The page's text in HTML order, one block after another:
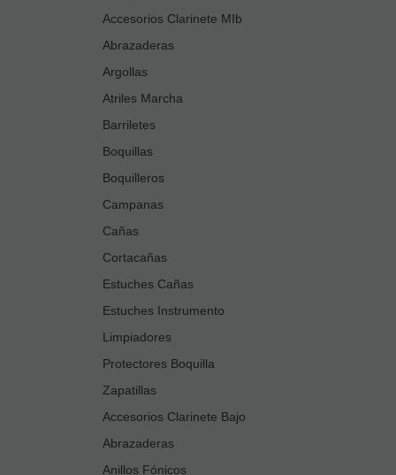
Accesorios Clarinete MIb
Abrazaderas
Argollas
Atriles Marcha
Barriletes
Boquillas
Boquilleros
Campanas
Cañas
Cortacañas
Estuches Cañas
Estuches Instrumento
Limpiadores
Protectores Boquilla
Zapatillas
Accesorios Clarinete Bajo
Abrazaderas
Anillos Fónicos